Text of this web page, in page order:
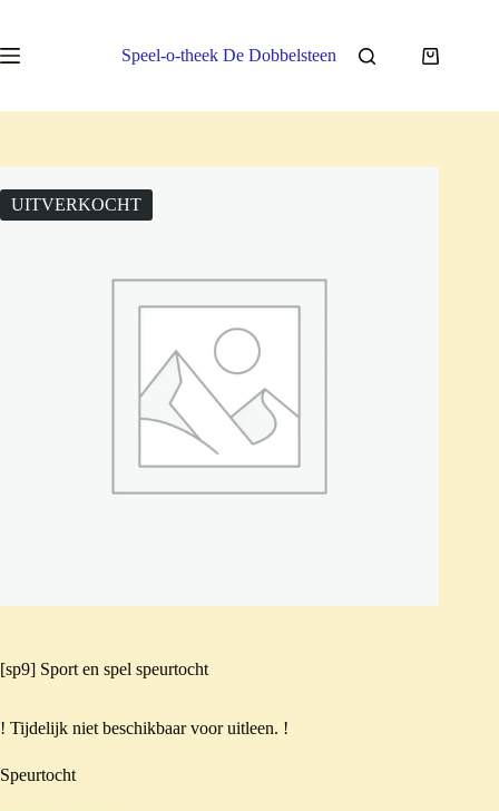
de
inhoud
Speel-o-theek De Dobbelsteen
UITVERKOCHT
[sp9] Sport en spel speurtocht
! Tijdelijk niet beschikbaar voor uitleen. !
Speurtocht